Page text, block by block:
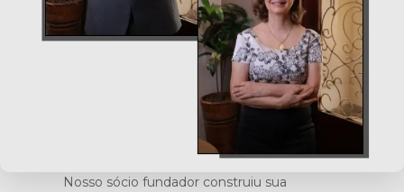
Nosso sócio fundador construiu sua